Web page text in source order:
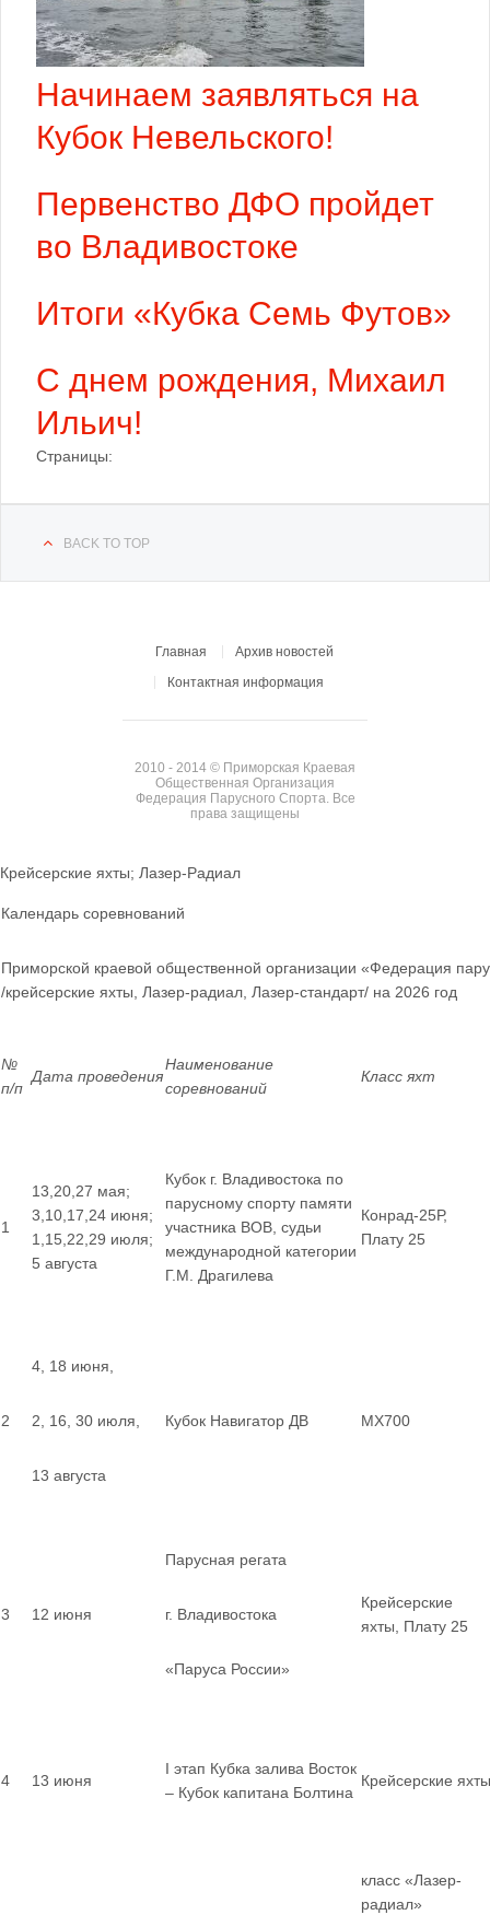
Начинаем заявляться на
Кубок Невельского!
Первенство ДФО пройдет
во Владивостоке
Итоги «Кубка Семь Футов»
С днем рождения, Михаил
Ильич!
Страницы:
BACK TO TOP
Главная
Архив новостей
Контактная информация
2010 - 2014 © Приморская Краевая
Общественная Организация
Федерация Парусного Спорта. Все
права защищены
Крейсерские яхты; Лазер-Радиал
Календарь соревнований
Приморской краевой общественной организации «Федерация
/крейсерские яхты, Лазер-радиал, Лазер-стандарт/ на 2026 год
№
п/п
Дата проведения
Наименование
соревнований
Класс яхт
1
13,20,27 мая;
3,10,17,24 июня;
1,15,22,29 июля;
5 августа
Кубок г. Владивостока по
парусному спорту памяти
участника ВОВ, судьи
международной категории
Г.М. Драгилева
Конрад-25Р,
Плату 25
2
4, 18 июня,
2, 16, 30 июля,
13 августа
Кубок Навигатор ДВ MX700
3 12 июня
Парусная регата
г. Владивостока
«Паруса России»
Крейсерские
яхты, Плату 25
4 13 июня
I этап Кубка залива Восток
– Кубок капитана Болтина
Крейсерские яхты
класс «Лазер-
радиал»